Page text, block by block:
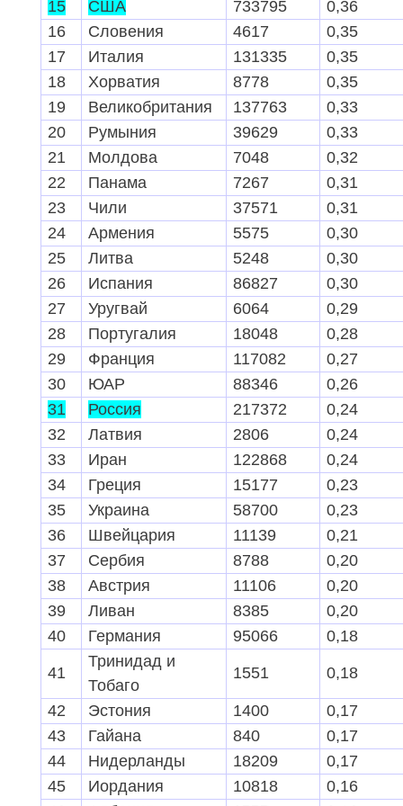
48
Литва 17
0,02
49
Ливия 17
0,01
50
Австралия 16
0,00
51
Аргентина 15
0,00
52
Беларусь 15
0,00
53
Япония 14
0,00
54
Монголия 14
0,01
55
Азербайджан 13
0,00
56
Непал 12
0,00
57
Бангладеш 11
0,00
58
Венесуэла 11 0,00
59
Тринидад и
Тобаго
11 0,01
60 Австрия 10
0,00
61
Кения 9
0,00
62
Албания 9
0,00
63
Сингапур 9
0,00
64
Сирия 9
0,00
65
Южная Корея 8
0,00
66
Чили 7
0,00
67
Канада 7
0,00
68
Португалия 7
0,00
69
Иордания 7
0,00
70
Йемен 7
0,00
71
Швейцария 6
0,00
72
Хорватия 6
0,00
73
Эстония 6
0,00
74
Черногория 6
0,01
75
Гвинея-Бисау 6
0,00
76
Нидерланды 5
0,00
77
Латвия 5
0,00
15
США 733795
0,36
16
Словения 4617
0,35
17
Италия 131335
0,35
18
Хорватия 8778
0,35
19
Великобритания 137763
0,33
20
Румыния 39629
0,33
21
Молдова 7048
0,32
22
Панама 7267
0,31
23
Чили 37571
0,31
24
Армения 5575
0,30
25
Литва 5248
0,30
26
Испания 86827
0,30
27
Уругвай 6064
0,29
28
Португалия 18048
0,28
29
Франция 117082
0,27
30
ЮАР 88346
0,26
31
Россия 217372
0,24
32
Латвия 2806
0,24
33
Иран 122868
0,24
34
Греция 15177
0,23
35
Украина 58700
0,23
36
Швейцария 11139
0,21
37
Сербия 8788
0,20
38
Австрия 11106
0,20
39
Ливан 8385
0,20
40
Германия 95066 0,18
41
Тринидад и
Тобаго
1551 0,18
42 Эстония 1400
0,17
43
Гайана 840
0,17
44
Нидерланды 18209
0,17
45
Иордания 10818
0,16